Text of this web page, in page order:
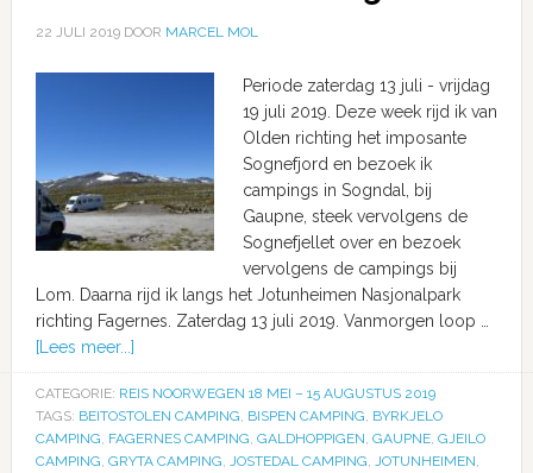
22 JULI 2019DOOR MARCEL MOL
Periode zaterdag 13 juli - vrijdag
19 juli 2019. Deze week rijd ik van
Olden richting het imposante
Sognefjord en bezoek ik
campings in Sogndal, bij
Gaupne, steek vervolgens de
Sognefjellet over en bezoek
vervolgens de campings bij
Lom. Daarna rijd ik langs het Jotunheimen Nasjonalpark
richting Fagernes. Zaterdag 13 juli 2019. Vanmorgen loop …
[Lees meer...]
CATEGORIE: REIS NOORWEGEN 18 MEI – 15 AUGUSTUS 2019
TAGS: BEITOSTOLEN CAMPING, BISPEN CAMPING, BYRKJELO
CAMPING, FAGERNES CAMPING, GALDHOPPIGEN, GAUPNE, GJEILO
CAMPING, GRYTA CAMPING, JOSTEDAL CAMPING, JOTUNHEIMEN,